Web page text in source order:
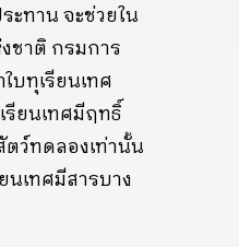
ทาน จะช่วยใน
ชาติ กรมการ
บทุเรียนเทศ
รียนเทศมีฤทธิ์
ตว์ทดลองเท่านั้น
นเทศมีสารบาง